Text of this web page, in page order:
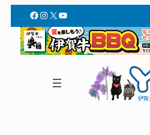
Facebook
Instagram
X YouTube